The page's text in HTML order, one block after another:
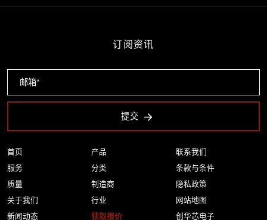
首页
服务
质量
关于我们
新闻动态
产品
分类
制造商
行业
获取报价
联系我们
条款与条件
隐私政策
网站地图
创华芯电子
订阅资讯
提交